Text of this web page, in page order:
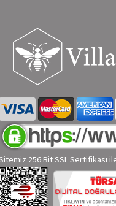
256 Bit SSL Sertifikası